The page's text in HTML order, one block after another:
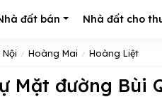
đất bán Nhà đất cho
Nội Hoàng Mai Hoàng Liệt
Mặt đường